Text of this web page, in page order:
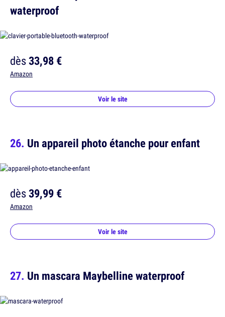
waterproof
dès33,98 €
Amazon
Voir le site
Un appareil photo étanche pour enfant
dès39,99 €
Amazon
Voir le site
Un mascara Maybelline waterproof